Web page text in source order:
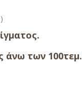
άνω των 100τεμ.